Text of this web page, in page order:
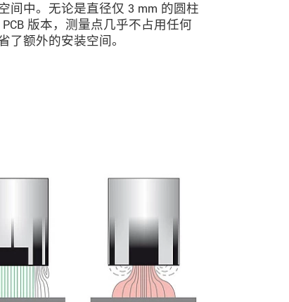
间中。无论是直径仅 3 mm 的圆柱
版本，测量点几乎不占用任何
额外的安装空间。